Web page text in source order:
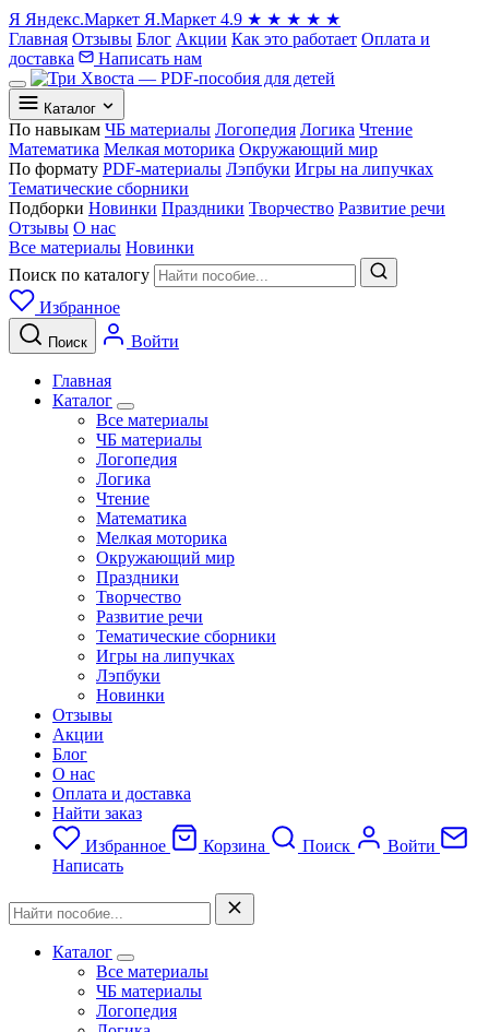
Я Яндекс.Маркет Я.Маркет 4.9 ★ ★ ★ ★ ★
Главная Отзывы Блог Акции Как это работает Оплата и
доставка
Написать нам
Каталог
По навыкам ЧБ материалы Логопедия Логика Чтение
Математика Мелкая моторика Окружающий мир
По формату PDF-материалы Лэпбуки Игры на липучках
Тематические сборники
Подборки Новинки Праздники Творчество Развитие речи
Отзывы О нас
Все материалы Новинки
Поиск по каталогу
Избранное
Поиск Войти
Главная
Каталог
Все материалы
ЧБ материалы
Логопедия
Логика
Чтение
Математика
Мелкая моторика
Окружающий мир
Праздники
Творчество
Развитие речи
Тематические сборники
Игры на липучках
Лэпбуки
Новинки
Отзывы
Акции
Блог
О нас
Оплата и доставка
Найти заказ
Избранное
Корзина Поиск
Войти
Написать
Каталог
Все материалы
ЧБ материалы
Логопедия